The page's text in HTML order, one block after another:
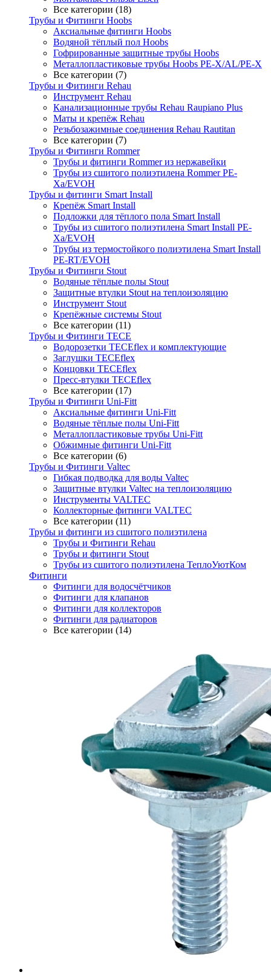
Все категории (18)
Трубы и Фитинги Hoobs
Аксиальные фитинги Hoobs
Водяной тёплый пол Hoobs
Гофрированные защитные трубы Hoobs
Металлопластиковые трубы Hoobs PE-X/AL/PE-X
Все категории (7)
Трубы и Фитинги Rehau
Инструмент Rehau
Канализационные трубы Rehau Raupiano Plus
Маты и крепёж Rehau
Резьбозажимные соединения Rehau Rautitan
Все категории (7)
Трубы и Фитинги Rommer
Трубы и фитинги Rommer из нержавейки
Трубы из сшитого полиэтилена Rommer PE-
Xa/EVOH
Трубы и фитинги Smart Install
Крепёж Smart Install
Подложки для тёплого пола Smart Install
Трубы из сшитого полиэтилена Smart Install PE-
Xa/EVOH
Трубы из термостойкого полиэтилена Smart Install
PE-RT/EVOH
Трубы и Фитинги Stout
Водяные тёплые полы Stout
Защитные втулки Stout на теплоизоляцию
Инструмент Stout
Крепёжные системы Stout
Все категории (11)
Трубы и Фитинги TECE
Водорозетки TECEflex и комплектующие
Заглушки TECEflex
Концовки TECEflex
Пресс-втулки TECEflex
Все категории (17)
Трубы и Фитинги Uni-Fitt
Аксиальные фитинги Uni-Fitt
Водяные тёплые полы Uni-Fitt
Металлопластиковые трубы Uni-Fitt
Обжимные фитинги Uni-Fitt
Все категории (6)
Трубы и Фитинги Valtec
Гибкая подводка для воды Valtec
Защитные втулки Valtec на теплоизоляцию
Инструменты VALTEC
Коллекторные фитинги VALTEC
Все категории (11)
Трубы и фитинги из сшитого полиэтилена
Трубы и Фитинги Rehau
Трубы и фитинги Stout
Трубы из сшитого полиэтилена ТеплоУютКом
Фитинги
Фитинги для водосчётчиков
Фитинги для клапанов
Фитинги для коллекторов
Фитинги для радиаторов
Все категории (14)